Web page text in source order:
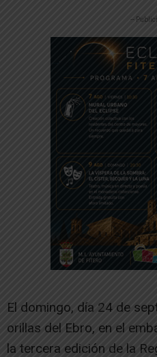
--
El domingo, día 24 de
orillas del Ebro, en el
la tercera edición de la